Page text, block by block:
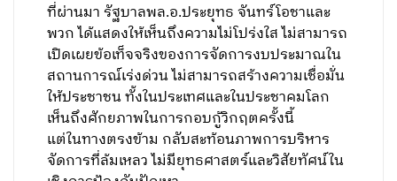
ที่ผ่านมา รัฐบาลพล.อ.ประยุทธ จันทร์โอชาและ
พวก ได้แสดงให้เห็นถึงความไม่โปร่งใส ไม่สามารถ
เปิดเผยข้อเท็จจริงของการจัดการงบประมาณใน
สถานการณ์เร่งด่วน ไม่สามารถสร้างความเชื่อมั่น
ให้ประชาชน ทั้งในประเทศและในประชาคมโลก
เห็นถึงศักยภาพในการกอบกู้วิกฤตครั้งนี้
แต่ในทางตรงข้าม กลับสะท้อนภาพการบริหาร
จัดการที่ล้มเหลว ไม่มียุทธศาสตร์และวิสัยทัศน์ใน